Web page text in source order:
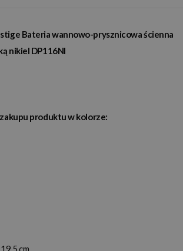
Bateria wannowo-prysznicowa ścienna
nikiel DP116NI
produktu w kolorze:
cm